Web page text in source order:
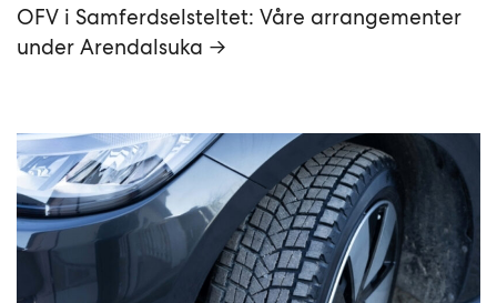
OFV i Samferdselsteltet: Våre arrangementer
under Arendalsuka →